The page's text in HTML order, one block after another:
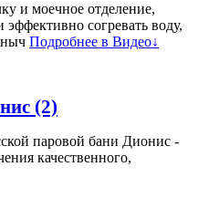
и моечное отделение,
согревать воду,
Подробнее в Видео↓
(2)
паровой бани Дионис -
качественного,